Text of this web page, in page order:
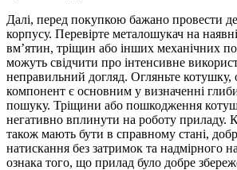
Далі, перед покупкою бажано провести
корпусу. Перевірте металошукач на
вм’ятин, тріщин або інших механічних
можуть свідчити про інтенсивне
неправильний догляд. Огляньте котушку,
компонент є основним у визначенні
пошуку. Тріщини або пошкодження
негативно вплинути на роботу приладу.
також мають бути в справному стані,
натискання без затримок та надмірного
ознака того, що прилад було добре